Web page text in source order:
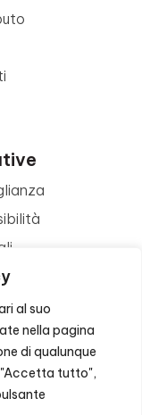
al suo
nella pagina
di qualunque
"Accetta tutto",